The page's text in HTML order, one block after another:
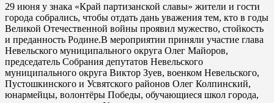
29 июня у знака «Край партизанской славы» жители и гости
города собрались, чтобы отдать дань уважения тем, кто в годы
Великой Отечественной войны проявил мужество, стойкость
и преданность Родине.В мероприятии приняли участие глава
Невельского муниципального округа Олег Майоров,
председатель Собрания депутатов Невельского
муниципального округа Виктор Зуев, военком Невельского,
Пустошкинского и Усвятского районов Олег Колпинский,
юнармейцы, волонтёры Победы, обучающиеся школ города,